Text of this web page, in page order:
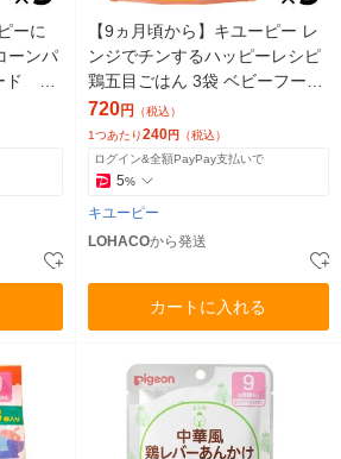
ーに
ーンパ
ド 離
【9ヵ月頃から】キユーピー レ
ンジでチンするハッピーレシピ
鶏五目ごはん 3袋 ベビーフー
ド 離乳食
720円 （税込）
1つあたり240円 （税込）
ログイン&全額PayPay支払いで
5%
キユーピー
LOHACOから発送
カートに入れる